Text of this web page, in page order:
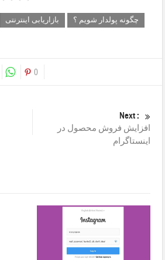
بازاریابی اینترنتی
چگونه پولدار شویم ؟
0
Next :
افزایش فروش محصول در
اینستاگرام